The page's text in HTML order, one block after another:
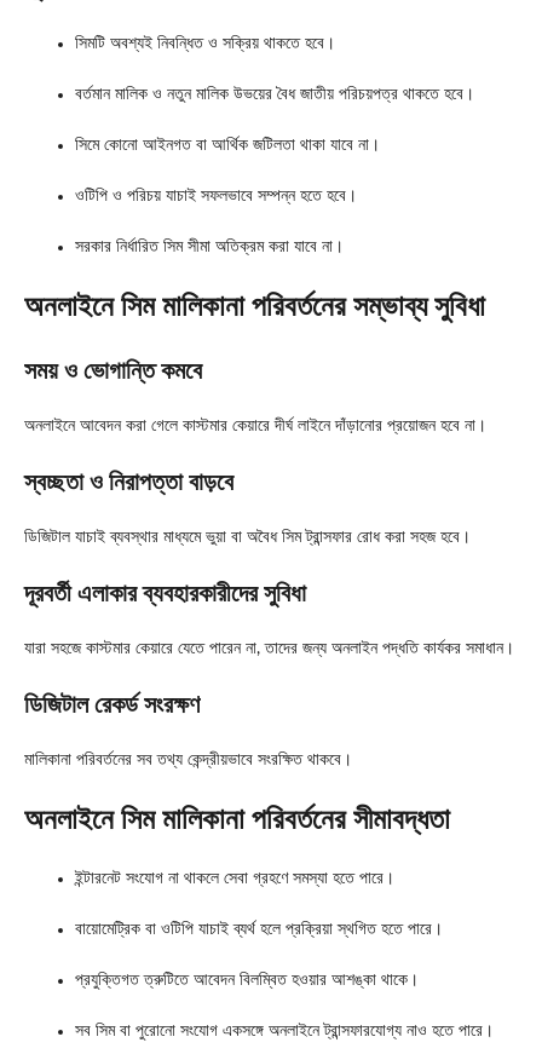
সিমটি অবশ্যই নিবন্ধিত ও সক্রিয় থাকতে হবে।
বর্তমান মালিক ও নতুন মালিক উভয়ের বৈধ জাতীয় পরিচয়পত্র থাকতে হবে।
সিমে কোনো আইনগত বা আর্থিক জটিলতা থাকা যাবে না।
ওটিপি ও পরিচয় যাচাই সফলভাবে সম্পন্ন হতে হবে।
সরকার নির্ধারিত সিম সীমা অতিক্রম করা যাবে না।
অনলাইনে সিম মালিকানা পরিবর্তনের সম্ভাব্য সুবিধা
সময় ও ভোগান্তি কমবে
অনলাইনে আবেদন করা গেলে কাস্টমার কেয়ারে দীর্ঘ লাইনে দাঁড়ানোর প্রয়োজন হবে না।
স্বচ্ছতা ও নিরাপত্তা বাড়বে
ডিজিটাল যাচাই ব্যবস্থার মাধ্যমে ভুয়া বা অবৈধ সিম ট্রান্সফার রোধ করা সহজ হবে।
দূরবর্তী এলাকার ব্যবহারকারীদের সুবিধা
যারা সহজে কাস্টমার কেয়ারে যেতে পারেন না, তাদের জন্য অনলাইন পদ্ধতি কার্যকর সমাধান।
ডিজিটাল রেকর্ড সংরক্ষণ
মালিকানা পরিবর্তনের সব তথ্য কেন্দ্রীয়ভাবে সংরক্ষিত থাকবে।
অনলাইনে সিম মালিকানা পরিবর্তনের সীমাবদ্ধতা
ইন্টারনেট সংযোগ না থাকলে সেবা গ্রহণে সমস্যা হতে পারে।
বায়োমেট্রিক বা ওটিপি যাচাই ব্যর্থ হলে প্রক্রিয়া স্থগিত হতে পারে।
প্রযুক্তিগত ত্রুটিতে আবেদন বিলম্বিত হওয়ার আশঙ্কা থাকে।
সব সিম বা পুরোনো সংযোগ একসঙ্গে অনলাইনে ট্রান্সফারযোগ্য নাও হতে পারে।